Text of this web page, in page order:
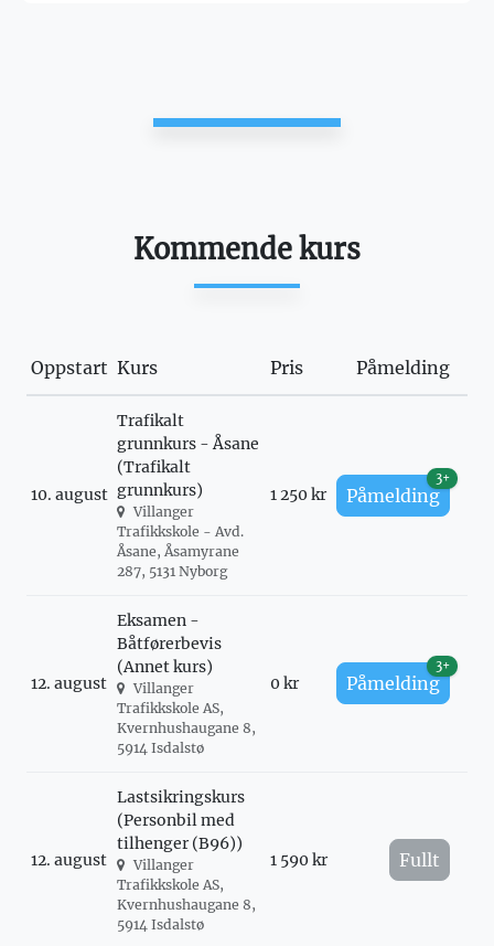
Kommende kurs
Oppstart Kurs Pris Påmelding
10. august
Trafikalt
grunnkurs - Åsane
(Trafikalt
grunnkurs)
Villanger
Trafikkskole - Avd.
Åsane, Åsamyrane
287, 5131 Nyborg
1 250 kr Påmelding
3+
12. august
Eksamen -
Båtførerbevis
(Annet kurs)
Villanger
Trafikkskole AS,
Kvernhushaugane 8,
5914 Isdalstø
0 kr Påmelding
3+
12. august
Lastsikringskurs
(Personbil med
tilhenger (B96))
Villanger
Trafikkskole AS,
Kvernhushaugane 8,
5914 Isdalstø
1 590 kr Fullt